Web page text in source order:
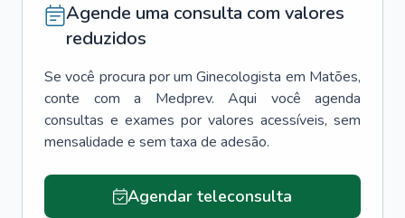
Agende uma consulta com valores
reduzidos
Se você procura por um Ginecologista em Matões,
conte com a Medprev. Aqui você agenda
consultas e exames por valores acessíveis, sem
mensalidade e sem taxa de adesão.
Agendar teleconsulta